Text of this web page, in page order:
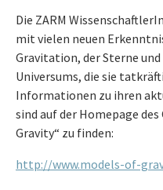
Die ZARM
mit vielen neuen
Gravitation, der Sterne
Universums, die sie
Informationen zu ihren
sind auf der Homepage
Gravity“ zu finden:
http://www.models-of-